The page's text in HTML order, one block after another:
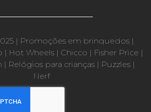
| Promoções em brinquedos |
| Hot Wheels| Chicco | Fisher Price |
| Relógios para crianças| Puzzles|
Nerf